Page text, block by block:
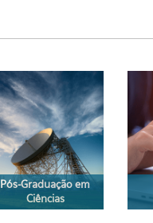
Pós-Graduação em
Ciências